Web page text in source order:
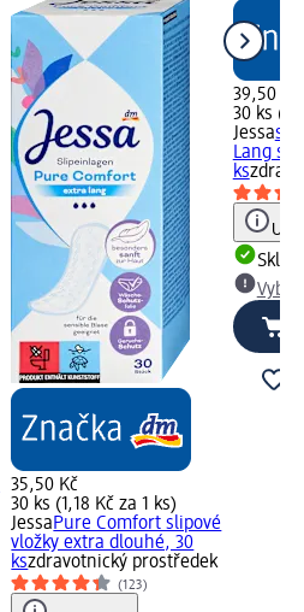
35,50 Kč
30 ks (1,18 Kč za 1 ks)
JessaPure Comfort slipové
vložky extra dlouhé, 30
kszdravotnický prostředek
(123)
39,50 Kč
30 ks
Jessa
Lang s
ks